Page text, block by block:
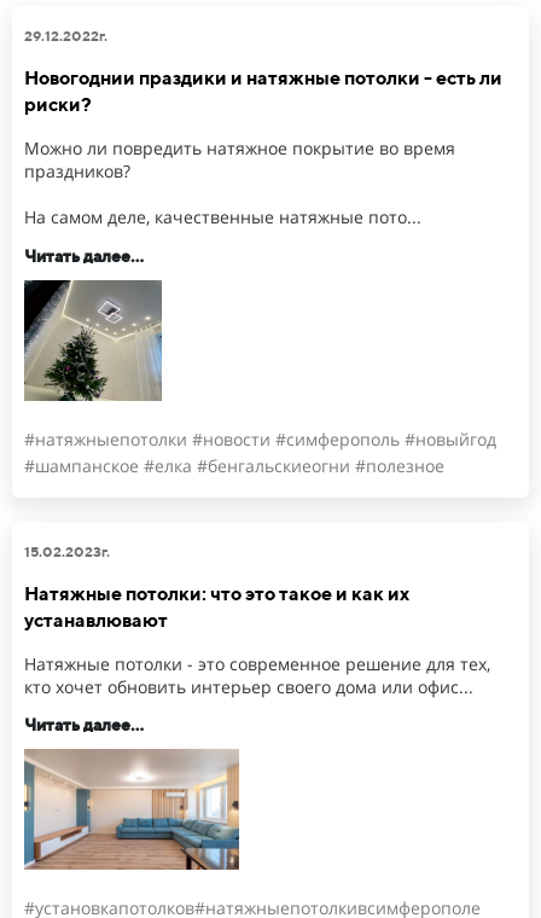
29.12.2022г.
Новогоднии праздики и натяжные потолки - есть ли
риски?
Можно ли повредить натяжное покрытие во время
праздников?
На самом деле, качественные натяжные пото...
Читать далее...
#натяжныепотолки #новости #симферополь #новыйгод
#шампанское #елка #бенгальскиеогни #полезное
15.02.2023г.
Натяжные потолки: что это такое и как их
устанавлювают
Натяжные потолки - это современное решение для тех,
кто хочет обновить интерьер своего дома или офис...
Читать далее...
#установкапотолков#натяжныепотолкивсимферополе